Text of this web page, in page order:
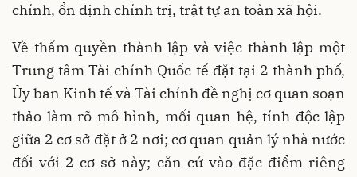
chính, ổn định chính trị, trật tự an toàn xã hội.
Về thẩm quyền thành lập và việc thành lập một
Trung tâm Tài chính Quốc tế đặt tại 2 thành phố,
Ủy ban Kinh tế và Tài chính đề nghị cơ quan soạn
thảo làm rõ mô hình, mối quan hệ, tính độc lập
giữa 2 cơ sở đặt ở 2 nơi; cơ quan quản lý nhà nước
đối với 2 cơ sở này; căn cứ vào đặc điểm riêng